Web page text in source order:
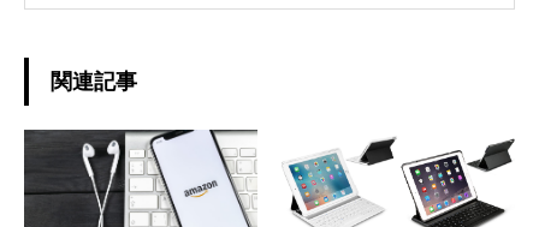
関連記事